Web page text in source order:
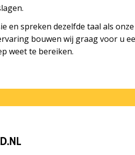
en spreken dezelfde taal als
bouwen wij graag voor u
weet te bereiken.